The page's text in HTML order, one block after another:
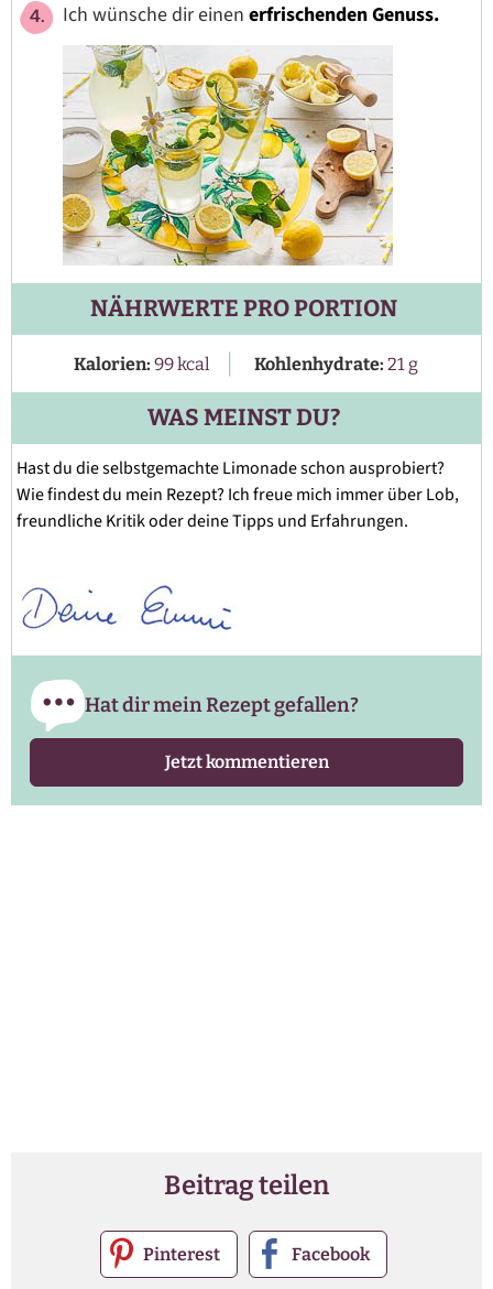
Ich wünsche dir einen erfrischenden Genuss.
NÄHRWERTE PRO PORTION
Kalorien: 99kcal | Kohlenhydrate: 21g
WAS MEINST DU?
Hast du die selbstgemachte Limonade schon ausprobiert?
Wie findest du mein Rezept? Ich freue mich immer über Lob,
freundliche Kritik oder deine Tipps und Erfahrungen.
Hat dir mein Rezept gefallen?
Jetzt kommentieren
Beitrag teilen
Pinterest Facebook